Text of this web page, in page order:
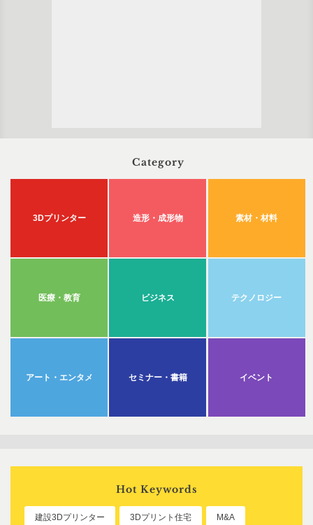
Category
3Dプリンター 造形・成形物 素材・材料
医療・教育 ビジネス テクノロジー
アート・エンタメ セミナー・書籍 イベント
Hot Keywords
建設3Dプリンター 3Dプリント住宅 M&A